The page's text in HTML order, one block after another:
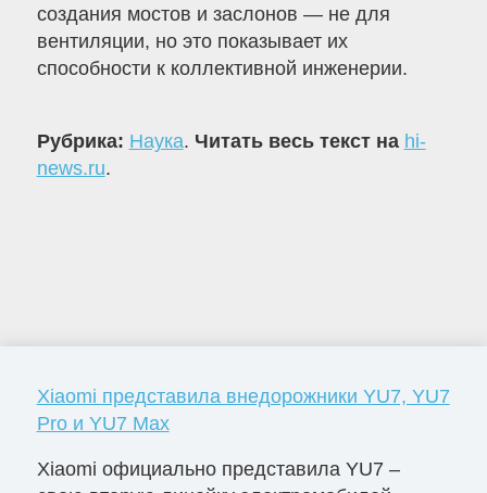
создания мостов и заслонов — не для
вентиляции, но это показывает их
способности к коллективной инженерии.
Рубрика: Наука. Читать весь текст на hi-
news.ru.
Xiaomi представила внедорожники YU7, YU7
Pro и YU7 Max
Xiaomi официально представила YU7 –